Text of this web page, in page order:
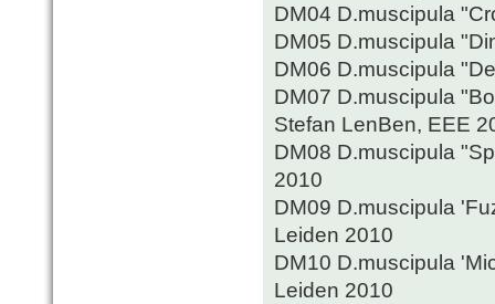
DM04 D.muscipula
DM05 D.muscipula
DM06 D.muscipula
DM07 D.muscipula
Stefan LenBen, EEE
DM08 D.muscipula
2010
DM09 D.muscipula
Leiden 2010
DM10 D.muscipula
Leiden 2010